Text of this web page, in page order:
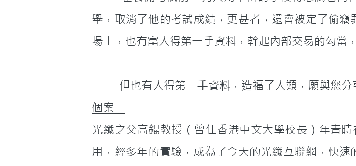
舉，取消了他的考試成績，更甚者，還會被定了偷
場上，也有富人得第一手資料，幹起內部交易的勾當
但也有人得第一手資料，造福了人類，願與您
個案一
光纖之父高錕教授（曾任香港中文大學校長）年青
用，經多年的實驗，成為了今天的光纖互聯網，快